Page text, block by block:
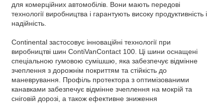
для комерційних автомобілів. Вони мають передові
технології виробництва і гарантують високу продуктивність і
надійність.
Continental застосовує інноваційні технології при
виробництві шин ContiVanContact 100. Ці шини оснащені
спеціальною гумовою сумішшю, яка забезпечує відмінне
зчеплення з дорожнім покриттям та стійкість до
маневрування. Профіль протектора з оптимізованими
канавками забезпечує відмінне зчеплення на мокрій та
сніговій дорозі, а також ефективне зниження